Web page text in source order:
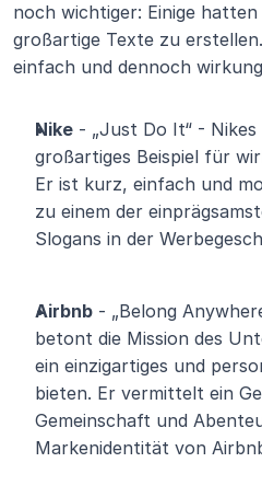
noch wichtiger: Einige
großartige Texte zu
einfach und dennoch
Nike - „Just Do It“ -
großartiges Beispiel für
Er ist kurz, einfach und
zu einem der
Slogans in der
Airbnb - „Belong
betont die Mission des
ein einzigartiges und
bieten. Er vermittelt ein
Gemeinschaft und
Markenidentität von